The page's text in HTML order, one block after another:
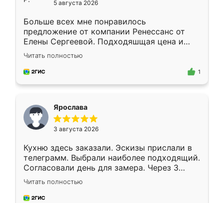
5 августа 2026
Больше всех мне понравилось
предложение от компании Ренессанс от
Елены Сергеевой. Подходяшщая цена и
короткие сроки изготовления. Приехавший
для замера сотрудник Владислав
предложил по моему эскизу самый
Читать полностью
1
Ярослава
3 августа 2026
Кухню здесь заказали. Эскизы прислали в
телеграмм. Выбрали наиболее подходящий.
Согласовали день для замера. Через 3
недели кухня была уже готова. Остались
довольны работой. Спасибо Ренессанс
мебель за качественную работу!
Читать полностью